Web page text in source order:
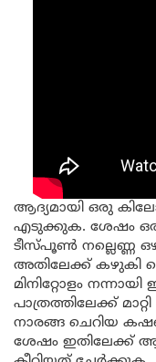
ആദ്യമായി ഒരു
എടുക്കുക. ശേഷം
ടീസ്പൂൺ നല്ലെണ്ണ
അതിലേക്ക് കഴുകി
മിനിറ്റോളം
പാത്രത്തിലേക്ക്
നാരങ്ങ ചെറിയ
ശേഷം ഇതിലേക്ക്